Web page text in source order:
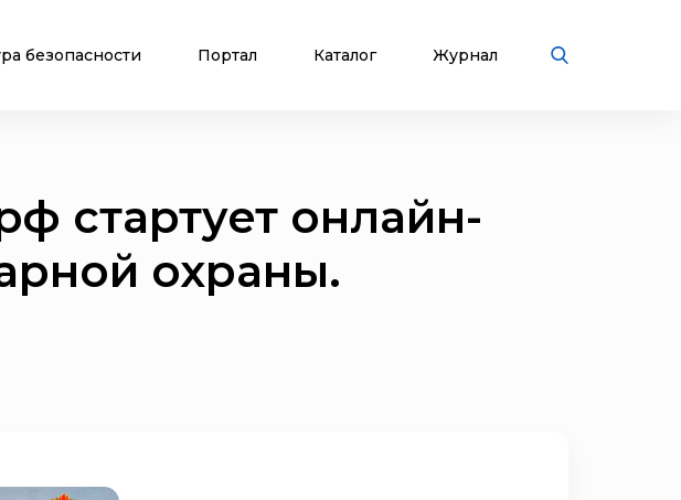
безопасности Портал Каталог Журнал
стартует онлайн-
охраны.